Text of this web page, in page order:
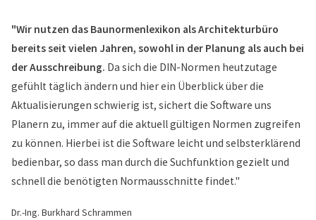
"Wir nutzen das Baunormenlexikon als Architekturbüro
bereits seit vielen Jahren, sowohl in der Planung als auch bei
der Ausschreibung. Da sich die DIN-Normen heutzutage
gefühlt täglich ändern und hier ein Überblick über die
Aktualisierungen schwierig ist, sichert die Software uns
Planern zu, immer auf die aktuell gültigen Normen zugreifen
zu können. Hierbei ist die Software leicht und selbsterklärend
bedienbar, so dass man durch die Suchfunktion gezielt und
schnell die benötigten Normausschnitte findet."
Dr.-Ing. Burkhard Schrammen